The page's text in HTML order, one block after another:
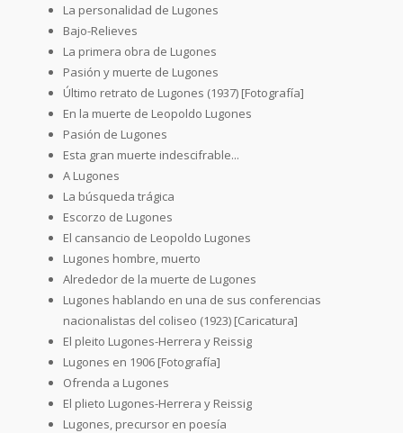
La personalidad de Lugones
Bajo-Relieves
La primera obra de Lugones
Pasión y muerte de Lugones
Último retrato de Lugones (1937) [Fotografía]
En la muerte de Leopoldo Lugones
Pasión de Lugones
Esta gran muerte indescifrable...
A Lugones
La búsqueda trágica
Escorzo de Lugones
El cansancio de Leopoldo Lugones
Lugones hombre, muerto
Alrededor de la muerte de Lugones
Lugones hablando en una de sus conferencias
nacionalistas del coliseo (1923) [Caricatura]
El pleito Lugones-Herrera y Reissig
Lugones en 1906 [Fotografía]
Ofrenda a Lugones
El plieto Lugones-Herrera y Reissig
Lugones, precursor en poesía